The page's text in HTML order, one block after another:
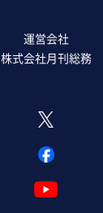
運営会社
株式会社月刊総務